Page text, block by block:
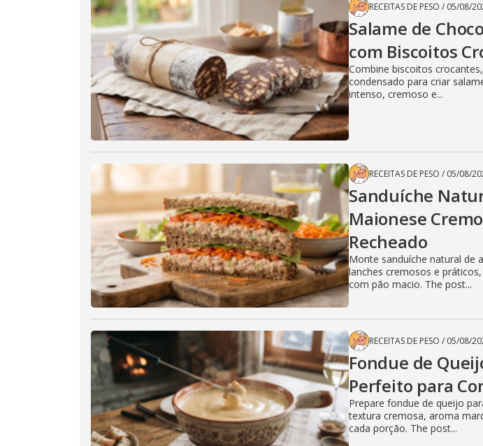
RECEITAS DE PESO / 05/08/
Salame de
com Biscoitos
Combine biscoitos
condensado para criar
intenso, cremoso e...
RECEITAS DE PESO / 05/08/
Sanduíche
Maionese
Recheado
Monte sanduíche natural de
lanches cremosos e
com pão macio. The post...
RECEITAS DE PESO / 05/08/
Fondue de
Perfeito para
Prepare fondue de queijo
textura cremosa, aroma
cada porção. The post...